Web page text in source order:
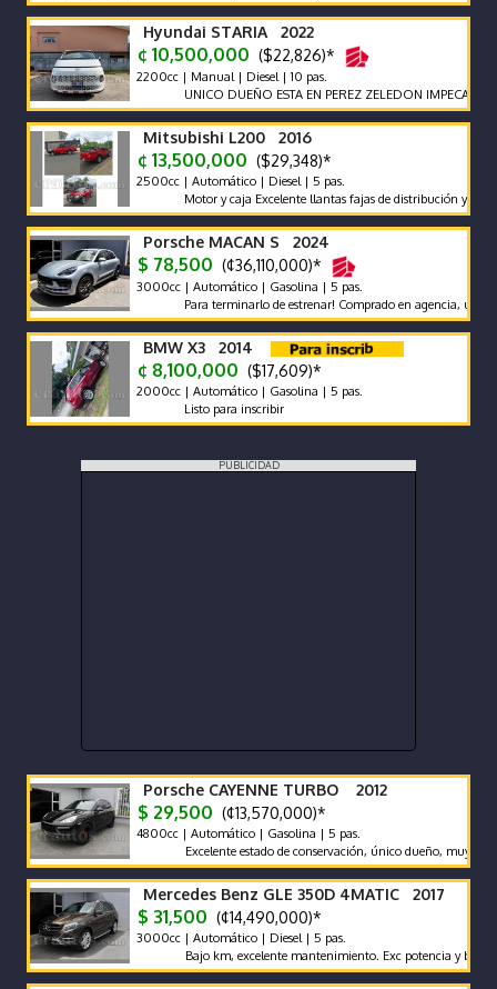
Hyundai STARIA 2022
¢ 10,500,000 ($22,826)*
2200cc | Manual | Diesel | 10 pas.
UNICO DUEÑO ESTA EN PEREZ ZELEDON IMPECABLE
Mitsubishi L200 2016
¢ 13,500,000 ($29,348)*
2500cc | Automático | Diesel | 5 pas.
Motor y caja Excelente llantas fajas de distribución y bateria
Porsche MACAN S 2024
$ 78,500 (¢36,110,000)*
3000cc | Automático | Gasolina | 5 pas.
Para terminarlo de estrenar! Comprado en agencia, único
BMW X3 2014
¢ 8,100,000 ($17,609)*
2000cc | Automático | Gasolina | 5 pas.
Listo para inscribir
PUBLICIDAD
Porsche CAYENNE TURBO 2012
$ 29,500 (¢13,570,000)*
4800cc | Automático | Gasolina | 5 pas.
Excelente estado de conservación, único dueño, muy bajo
Mercedes Benz GLE 350D 4MATIC 2017
$ 31,500 (¢14,490,000)*
3000cc | Automático | Diesel | 5 pas.
Bajo km, excelente mantenimiento. Exc potencia y bajo